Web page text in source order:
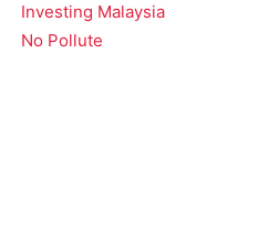
Investing Malaysia
No Pollute